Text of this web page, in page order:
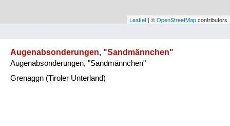
Vorarlberg
Kategorie
Leaflet | ©OpenStreetMapcontributors
Augenabsonderungen, "Sandmännchen"
Augenabsonderungen, "Sandmännchen"
Grenaggn (Tiroler Unterland)